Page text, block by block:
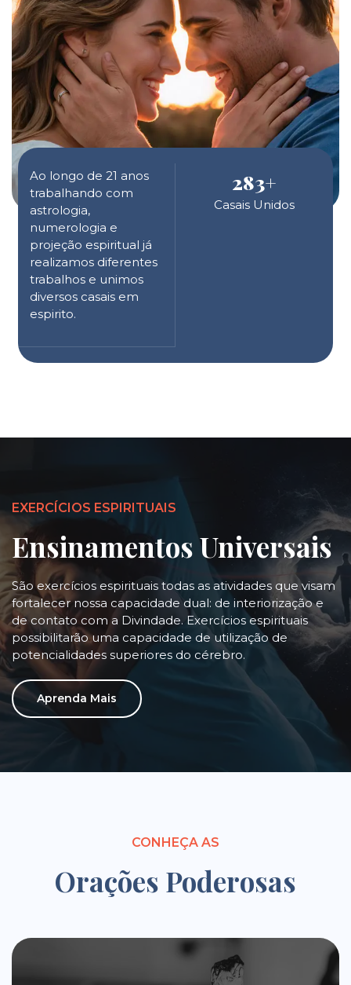
Ao longo de 21 anos
trabalhando com
astrologia,
numerologia e
projeção espiritual já
realizamos diferentes
trabalhos e unimos
diversos casais em
espirito.
283+
Casais Unidos
EXERCÍCIOS ESPIRITUAIS
Ensinamentos Universais
São exercícios espirituais todas as atividades que visam
fortalecer nossa capacidade dual: de interiorização e
de contato com a Divindade. Exercícios espirituais
possibilitarão uma capacidade de utilização de
potencialidades superiores do cérebro.
Aprenda Mais
CONHEÇA AS
Orações Poderosas